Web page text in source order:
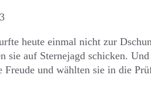
heute einmal nicht zur
sie auf Sternejagd schicken.
und wählten sie in die